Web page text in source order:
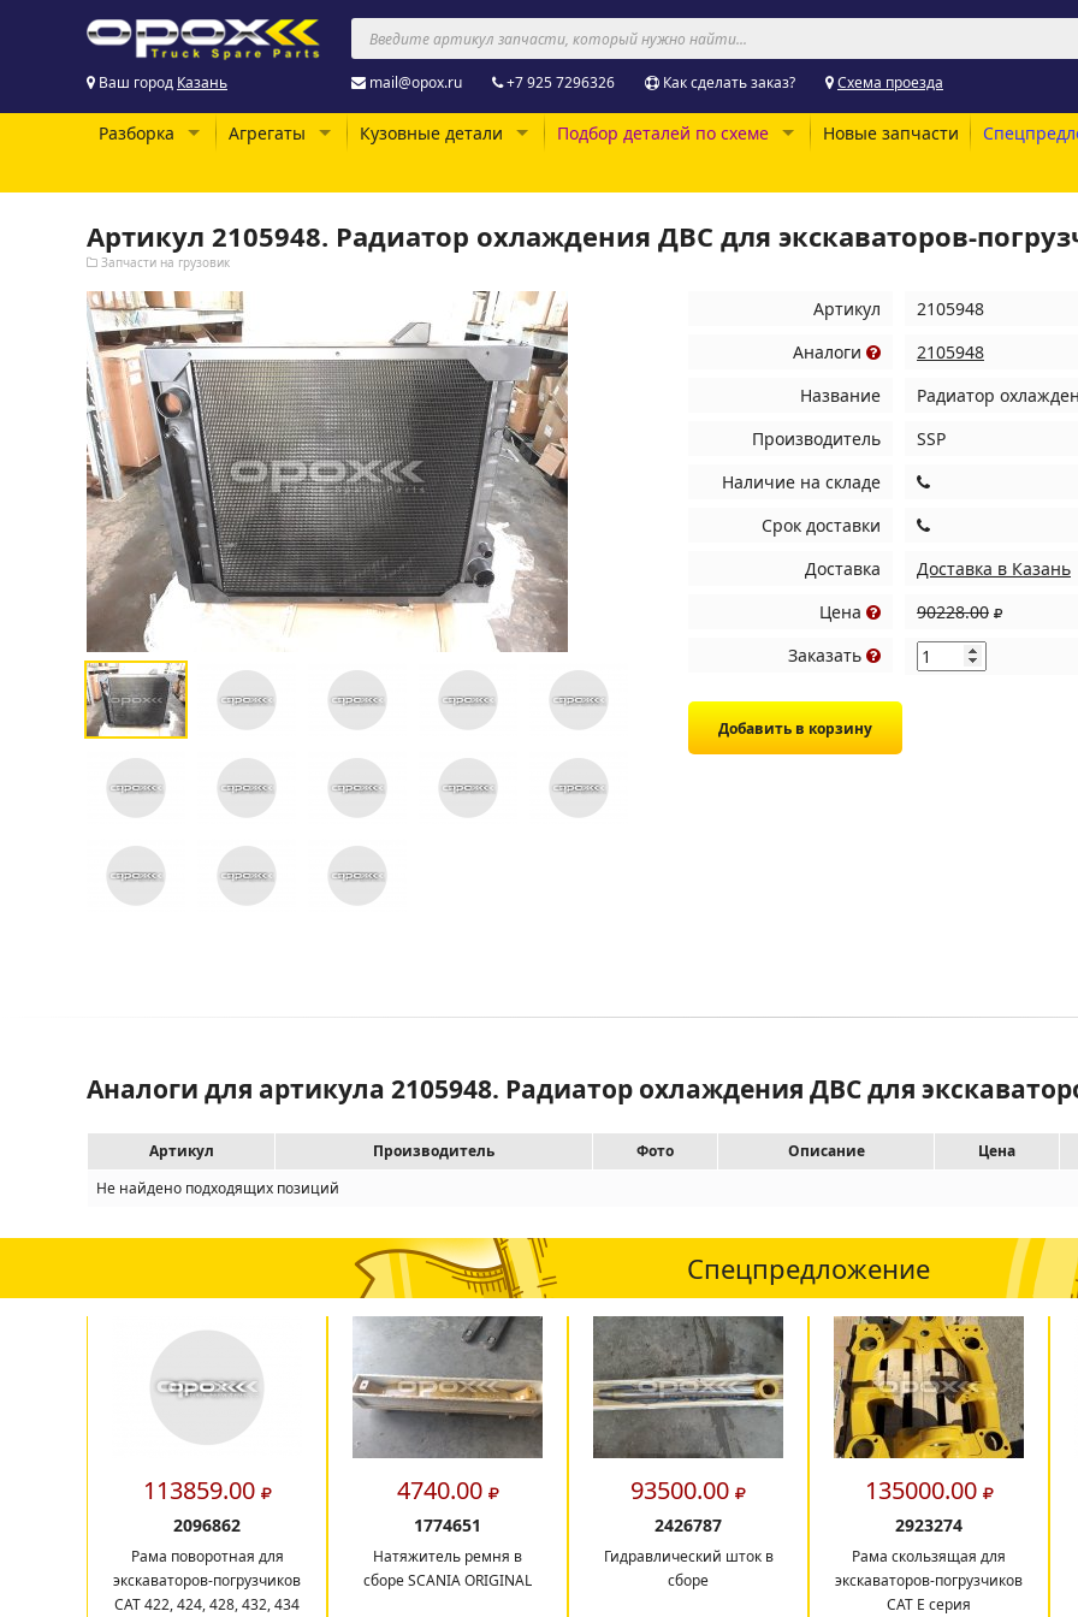
Ваш город Казань mail@opox.ru +7 925 7296326 Как сделать заказ? Схема проезда
Разборка Агрегаты Кузовные детали Подбор деталей по схеме Новые запчасти
Артикул 2105948. Радиатор охлаждения ДВС для экскаваторов-
Запчасти на грузовик
Артикул
2105948
Аналоги
2105948
Название
Радиатор
Производитель
SSP
Наличие на складе
Срок доставки
Доставка
Доставка в Казань
Цена
90228.00
Заказать
Аналоги для артикула 2105948. Радиатор охлаждения ДВС для
Артикул Производитель Фото Описание Цена
Не найдено подходящих позиций
Спецпредложение
113859.00
2096862
Рама поворотная для
экскаваторов-погрузчиков
CAT 422, 424, 428, 432, 434
4740.00
1774651
Натяжитель ремня в
сборе SCANIA ORIGINAL
93500.00
2426787
Гидравлический шток в
сборе
135000.00
2923274
Рама скользящая для
экскаваторов-погрузчиков
CAT E серия